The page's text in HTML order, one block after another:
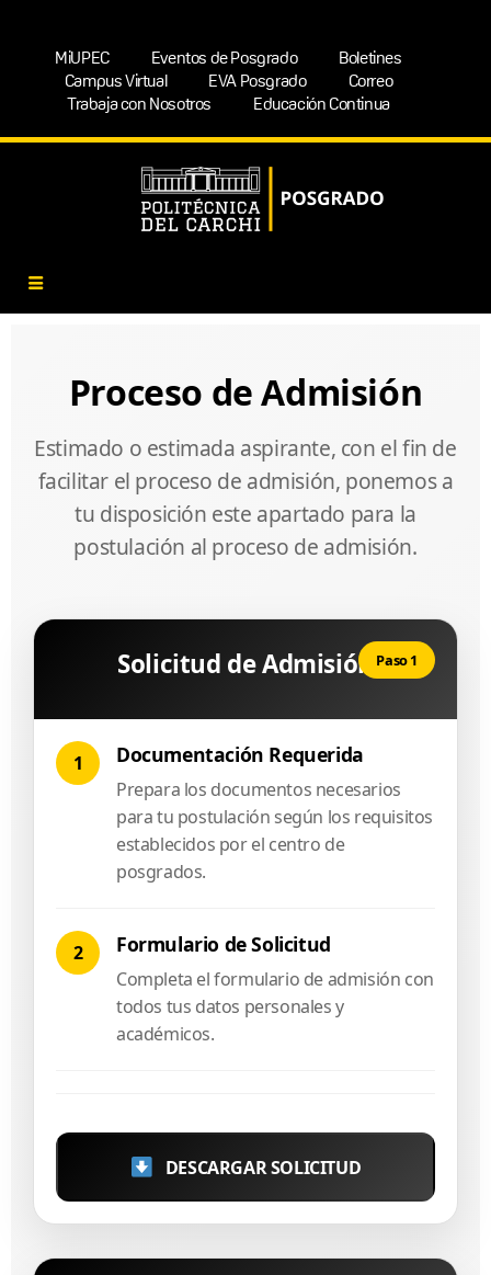
MiUPEC Eventos de Posgrado
Boletines
Campus Virtual
EVA Posgrado
Correo
Trabaja con Nosotros
Educación Continua
Proceso de Admisión
Estimado o estimada aspirante, con el fin de
facilitar el proceso de admisión, ponemos a
tu disposición este apartado para la
postulación al proceso de admisión.
Solicitud de Admisión Paso 1
1 Documentación Requerida
Prepara los documentos necesarios
para tu postulación según los requisitos
establecidos por el centro de
posgrados.
2 Formulario de Solicitud
Completa el formulario de admisión con
todos tus datos personales y
académicos.
DESCARGAR SOLICITUD